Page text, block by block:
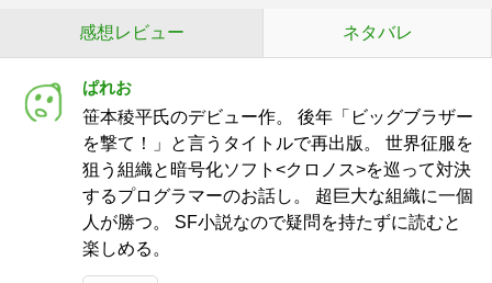
感想レビュー ネタバレ
ぱれお
笹本稜平氏のデビュー作。 後年「ビッグブラザー
を撃て！」と言うタイトルで再出版。 世界征服を
狙う組織と暗号化ソフト<クロノス>を巡って対決
するプログラマーのお話し。 超巨大な組織に一個
人が勝つ。 SF小説なので疑問を持たずに読むと
楽しめる。